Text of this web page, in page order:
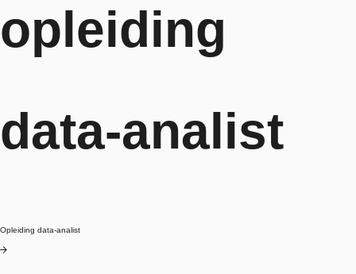
opleiding
data-analist
Opleiding data-analist
Blog